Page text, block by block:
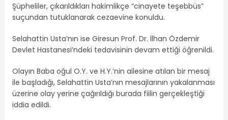
Şüpheliler, çıkarıldıkları hakimlikçe “cinayete teşebbüs”
suçundan tutuklanarak cezaevine konuldu.
Selahattin Usta’nın ise Giresun Prof. Dr. İlhan Özdemir
Devlet Hastanesi’ndeki tedavisinin devam ettiği öğrenildi.
Olayın Baba oğul O.Y. ve H.Y.’nin ailesine atılan bir mesaj
ile başladığı, Selahattin Usta’nın mesajlarının yakalanması
üzerine olay yerine çağırıldığı burada fiilin gerçekleştiği
iddia edildi.